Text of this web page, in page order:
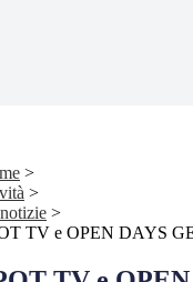
>
>
>
TV e OPEN DAYS